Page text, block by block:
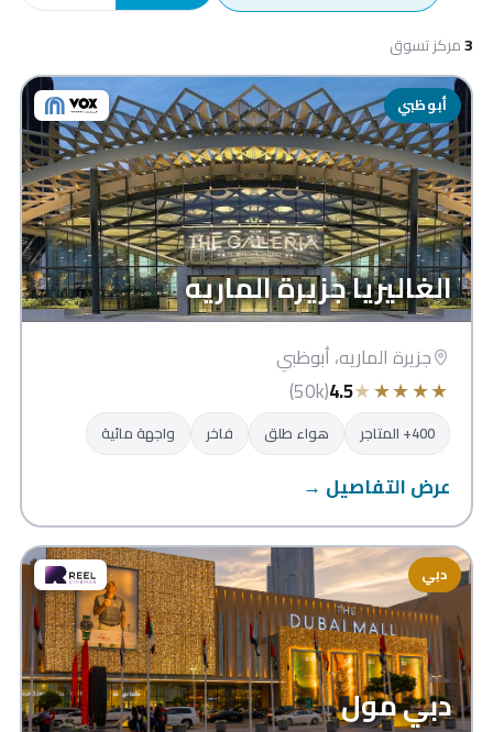
3مركز تسوق
أبوظبي
الغاليريا جزيرة الماريه
جزيرة الماريه، أبوظبي
★
★
★
★
★
4.5
(50k)
400+ المتاجر هواء طلق فاخر واجهة مائية
عرض التفاصيل →
دبي
دبي مول